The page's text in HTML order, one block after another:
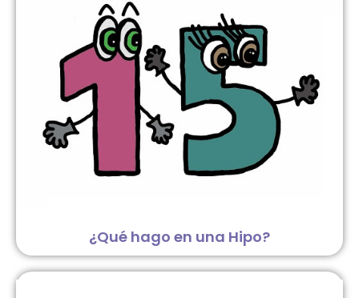
¿Qué hago en una Hipo?